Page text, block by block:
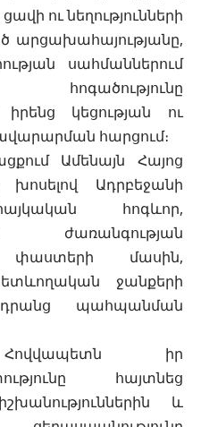
ու նեղությունների
արցախահայությանը,
սահմաններում
հոգածությունը
իրենց կեցության ու
հարցում։
Ամենայն Հայոց
խոսելով Ադրբեջանի
հոգևոր,
ժառանգության
փաստերի մասին,
ջանքերի
դրանց պահպանման
իր
հայտնեց
և